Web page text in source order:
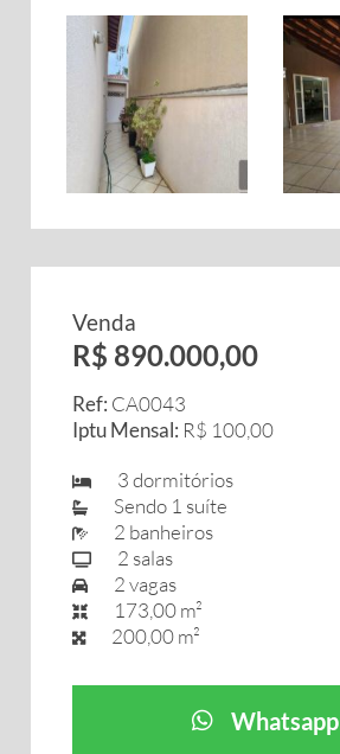
Venda
R$ 890.000,00
Ref: CA0043
Iptu Mensal: R$ 100,00
3 dormitórios
Sendo 1 suíte
2 banheiros
2 salas
2 vagas
173,00 m²
200,00 m²
Whatsapp